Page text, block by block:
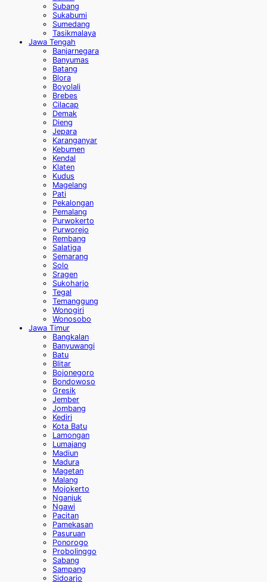
Subang
Sukabumi
Sumedang
Tasikmalaya
Jawa Tengah
Banjarnegara
Banyumas
Batang
Blora
Boyolali
Brebes
Cilacap
Demak
Dieng
Jepara
Karanganyar
Kebumen
Kendal
Klaten
Kudus
Magelang
Pati
Pekalongan
Pemalang
Purwokerto
Purworejo
Rembang
Salatiga
Semarang
Solo
Sragen
Sukoharjo
Tegal
Temanggung
Wonogiri
Wonosobo
Jawa Timur
Bangkalan
Banyuwangi
Batu
Blitar
Bojonegoro
Bondowoso
Gresik
Jember
Jombang
Kediri
Kota Batu
Lamongan
Lumajang
Madiun
Madura
Magetan
Malang
Mojokerto
Nganjuk
Ngawi
Pacitan
Pamekasan
Pasuruan
Ponorogo
Probolinggo
Sabang
Sampang
Sidoarjo